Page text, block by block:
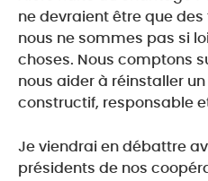
ne devraient être que
nous ne sommes pas si
choses. Nous comptons
nous aider à réinstaller
constructif, responsable
Je viendrai en débattre
présidents de nos